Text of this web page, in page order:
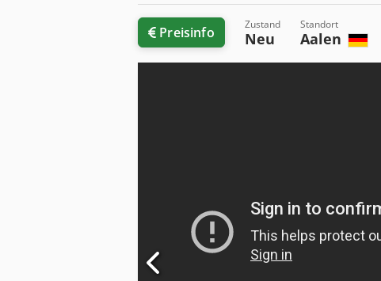
Preisinfo Zustand
Neu
Standort
Aalen